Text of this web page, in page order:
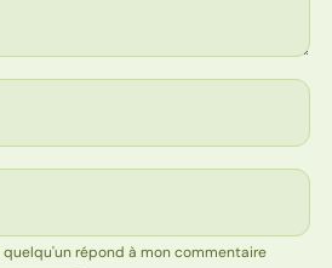
répond à mon commentaire